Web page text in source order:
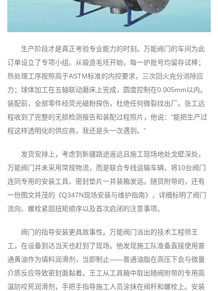
生产阶段才是真正考验专业能力的时刻。万能阀门的车间为此
订单设立了专项小组。从锻造毛坯开始，每一炉批号均留存试棒；
热处理工序按照高于ASTM标准的内控要求，三次回火充分消除应
力；球体加工在五轴联动磨床上完成，圆度控制在0.005mm以内。
装配前，全部零件经荧光磁粉探伤，杜绝任何微裂纹出厂。张工远
程收到了完整的无损检测报告和装配过程照片，他说：“能把生产过
程这样透明化的供应商，我还是头一次遇到。”
发货安排上，考虑到新疆路途遥远且施工现场地处戈壁深处，
万能阀门并未采用常规物流，而是联合专线运输车辆，将10台阀门
连同专用的安装工具、密封垫片一并装箱发运。随货附带的，还有
一份图文并茂的《Q347N现场安装与维护指南》，详细标明了阀门
流向、螺栓紧固扭矩顺序以及首次启闭的注意事项。
阀门的指导安装更具故事性。万能阀门派出的技术工程师王
工，在设备到达当天也赶到了现场。他发现施工队准备直接使用普
通黄油作为填料润滑剂，当即制止——普通油脂在高压下会与微量
介质反应导致密封面黏着。王工从工具箱中取出随阀附带的专用高
温防咬死润滑剂，手把手指导施工人员涂抹在阀杆和螺栓上。安装